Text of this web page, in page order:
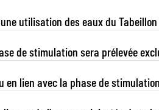
utilisation des eaux du
de stimulation sera prélevée
en lien avec la phase de